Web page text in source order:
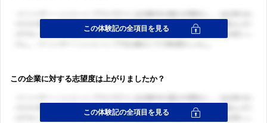
この企業に対する志望度は上がりましたか？